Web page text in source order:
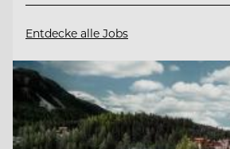
Entdecke alle Jobs